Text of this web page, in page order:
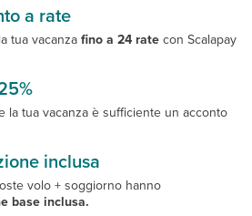
a rate
tua vacanza fino a 24 rate con Scalapay
la tua vacanza è sufficiente un acconto
inclusa
volo + soggiorno hanno
base inclusa.